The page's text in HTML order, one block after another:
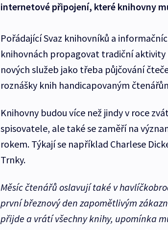
internetové připojení, které knihovny
Pořádající Svaz knihovníků a
knihovnách propagovat tradiční
nových služeb jako třeba půjčování
roznášky knih handicapovaným
Knihovny budou více než jindy v roce
spisovatele, ale také se zaměří na
rokem. Týkají se například Charlese
Trnky.
Měsíc čtenářů oslavují také v
první březnový den zapomětlivým
přijde a vrátí všechny knihy, upomínka